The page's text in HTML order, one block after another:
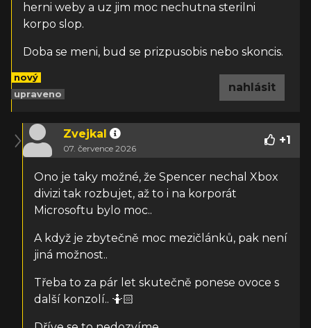
herni weby a uz jim moc nechutna sterilni
korpo slop.
Doba se meni, bud se prizpusobis nebo skoncis.
nový
upraveno
nahlásit
Zvejkal
07. července 2026
+1
Ono je taky možné, že Spencer nechal Xbox
divizi tak rozbujet, až to i na korporát
Microsoftu bylo moc..
A když je zbytečně moc mezičlánků, pak není
jiná možnost..
Třeba to za pár let skutečně ponese ovoce s
další konzolí.. 🤷🏻